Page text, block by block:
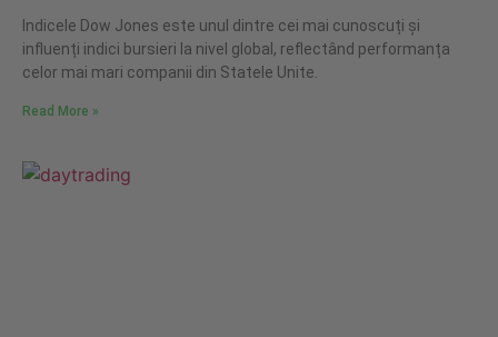
Indicele Dow Jones este unul dintre cei mai cunoscuți și
influenți indici bursieri la nivel global, reflectând performanța
celor mai mari companii din Statele Unite.
Read More »